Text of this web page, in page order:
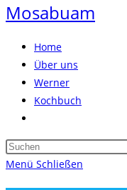
Mosabuam
Home
Über uns
Werner
Kochbuch
umschalten
Menü Schließen